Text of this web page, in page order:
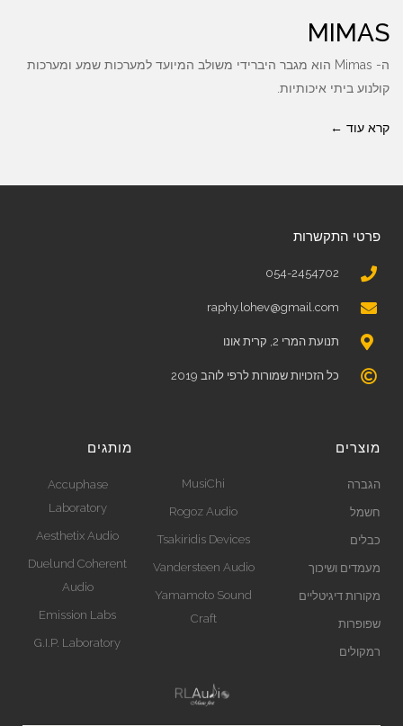
MIMAS
ה- Mimas הוא מגבר היברידי משולב המיועד למערכות שמע ומערכות
קולנוע ביתי איכותיות.
קרא עוד ←
פרטי התקשרות
054-2454702
raphy.lohev@gmail.com
תנועת המרי 2, קרית אונו
כל הזכויות שמורות לרפי לוהב 2019
מוצרים
הגברה
חשמל
כבלים
מעמדים ושיכוך
מקורות דיגיטליים
שפופרות
רמקולים
MusiChi
Rogoz Audio
Tsakiridis Devices
Vandersteen Audio
Yamamoto Sound
Craft
מותגים
Accuphase
Laboratory
Aesthetix Audio
Duelund Coherent
Audio
Emission Labs
G.I.P. Laboratory